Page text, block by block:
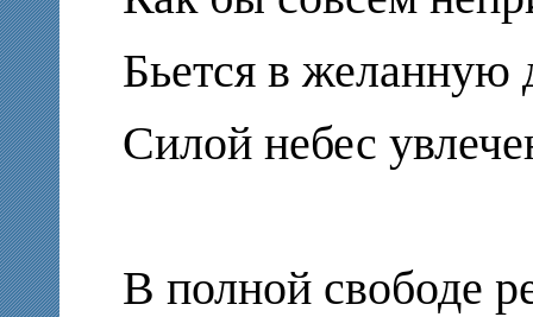
Бьется в желанную
Силой небес
В полной свободе